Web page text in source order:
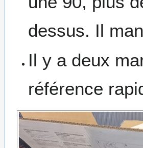
dessus. Il
Il y a deux
référence